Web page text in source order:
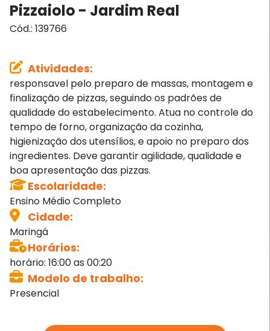
Pizzaiolo - Jardim Real
Cód.: 139766
Atividades:
responsavel pelo preparo de massas, montagem e
finalização de pizzas, seguindo os padrões de
qualidade do estabelecimento. Atua no controle do
tempo de forno, organização da cozinha,
higienização dos utensílios, e apoio no preparo dos
ingredientes. Deve garantir agilidade, qualidade e
boa apresentação das pizzas.
Escolaridade:
Ensino Médio Completo
Cidade:
Maringá
Horários:
horário: 16:00 as 00:20
Modelo de trabalho:
Presencial